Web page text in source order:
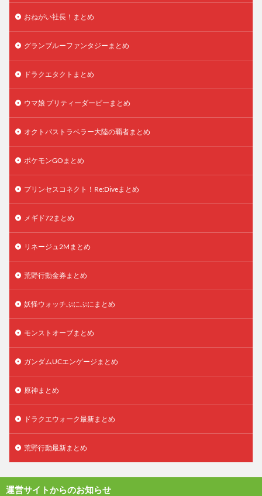
おねがい社長！まとめ
グランブルーファンタジーまとめ
ドラクエタクトまとめ
ウマ娘 プリティーダービーまとめ
オクトパストラベラー大陸の覇者まとめ
ポケモンGOまとめ
プリンセスコネクト！Re:Diveまとめ
メギド72まとめ
リネージュ2Mまとめ
荒野行動金券まとめ
妖怪ウォッチぷにぷにまとめ
モンストオーブまとめ
ガンダムUCエンゲージまとめ
原神まとめ
ドラクエウォーク最新まとめ
荒野行動最新まとめ
運営サイトからのお知らせ